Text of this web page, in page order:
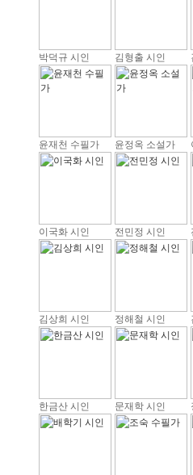
박덕규 시인 김형출 시인
윤재천 수필가 윤정옥 소설가
이국화 시인 전민정 시인
김상희 시인 정해철 시인
한금산 시인 문재학 시인